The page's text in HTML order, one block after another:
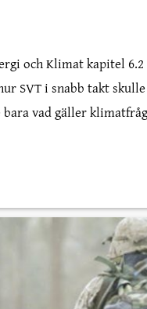
och Klimat kapitel
SVT i snabb takt
vad gäller